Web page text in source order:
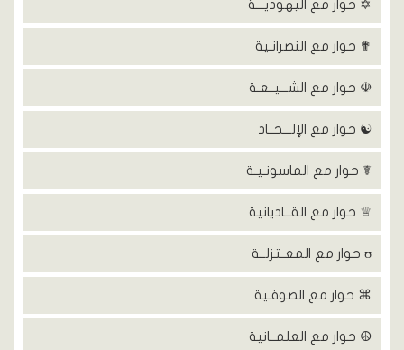
✡ حوار مع اليهوديـــة
✟ حوار مع النصرانـية
☫ حوار مع الشـــيــعـة
☯ حوار مع الإلـــحــاد
☤ حوار مع الماسونـيـة
♕ حوار مع القــاديانية
ʊ حوار مع المعــتزلــة
⌘ حوار مع الصوفـية
☮ حوار مع العلمــانية